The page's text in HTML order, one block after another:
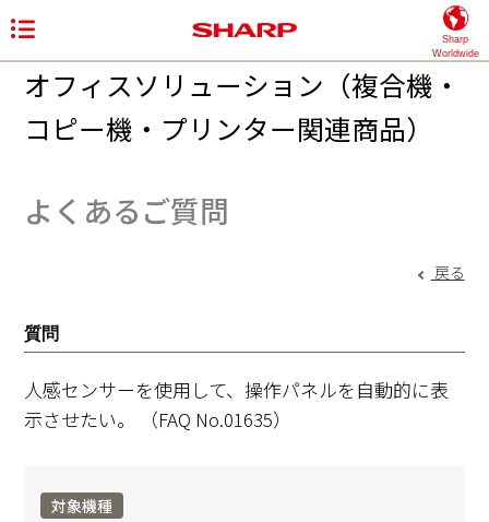
Sharp
Worldwide
オフィスソリューション（複合機・
コピー機・プリンター関連商品）
よくあるご質問
戻る
質問
人感センサーを使用して、操作パネルを自動的に表
示させたい。
（FAQ No.01635）
対象機種